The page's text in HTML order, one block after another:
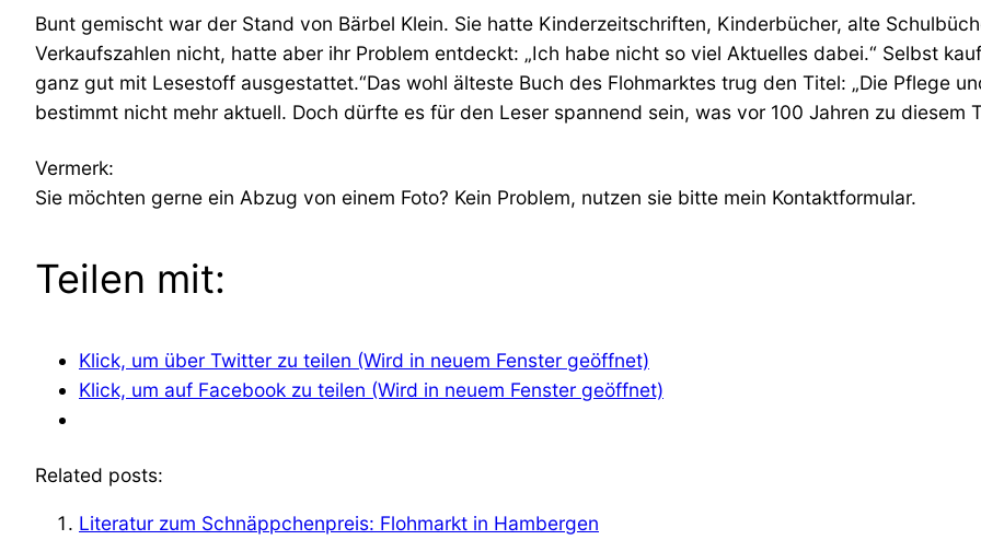
Bunt gemischt war der Stand von Bärbel Klein. Sie hatte Kinderzeitschriften, Kinderbücher, alte
Verkaufszahlen nicht, hatte aber ihr Problem entdeckt: „Ich habe nicht so viel Aktuelles dabei.“ Selbst
ganz gut mit Lesestoff ausgestattet.“Das wohl älteste Buch des Flohmarktes trug den Titel: „Die Pflege
bestimmt nicht mehr aktuell. Doch dürfte es für den Leser spannend sein, was vor 100 Jahren zu diesem
Vermerk:
Sie möchten gerne ein Abzug von einem Foto? Kein Problem, nutzen sie bitte mein Kontaktformular.
Teilen mit:
Klick, um über Twitter zu teilen (Wird in neuem Fenster geöffnet)
Klick, um auf Facebook zu teilen (Wird in neuem Fenster geöffnet)
Related posts:
Literatur zum Schnäppchenpreis: Flohmarkt in Hambergen